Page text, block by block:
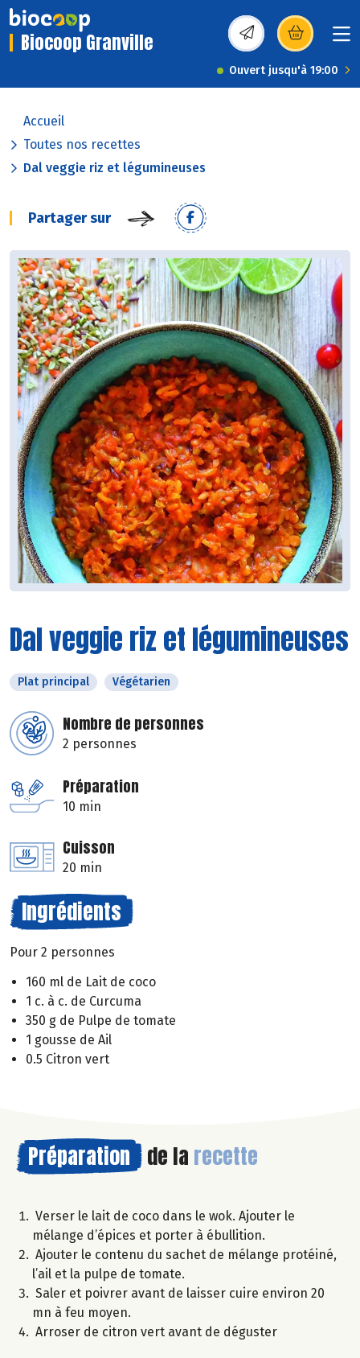
Biocoop Granville (s’ouvre dans une
Ouvert jusqu'à 19:00
Accueil
Toutes nos recettes
Dal veggie riz et légumineuses
Partager sur
Dal veggie riz et légumineuses
Plat principal Végétarien
Nombre de personnes
2 personnes
Préparation
10 min
Cuisson
20 min
Ingrédients
Pour 2 personnes
160 ml de Lait de coco
1 c. à c. de Curcuma
350 g de Pulpe de tomate
1 gousse de Ail
0.5 Citron vert
Préparation de la recette
Verser le lait de coco dans le wok. Ajouter le
mélange d’épices et porter à ébullition.
Ajouter le contenu du sachet de mélange protéiné,
l’ail et la pulpe de tomate.
Saler et poivrer avant de laisser cuire environ 20
mn à feu moyen.
Arroser de citron vert avant de déguster